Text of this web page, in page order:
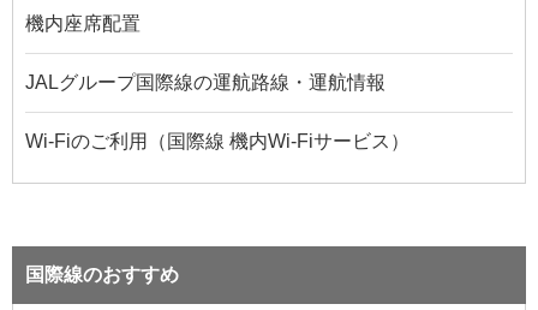
機内座席配置
JALグループ国際線の運航路線・運航情報
Wi-Fiのご利用（国際線 機内Wi-Fiサービス）
国際線のおすすめ